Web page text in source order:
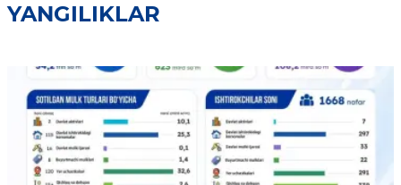
YANGILIKLAR